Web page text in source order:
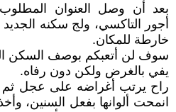
بعد أن وصل العنوان
أجور التاكسي، ولج سكنه
خارطة للمكان.
سوف لن أتعبكم بوصف السكن
يفي بالغرض ولكن دون رفاه.
راح يرتب أغراضه على عجل ثم
انمحت ألوانها بفعل السنين،